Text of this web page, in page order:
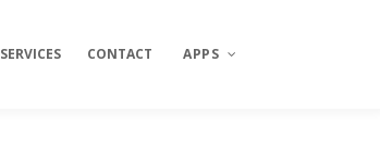
SERVICES CONTACT APPS